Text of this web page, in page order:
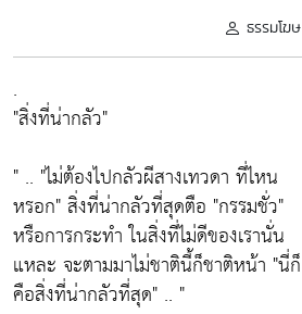
ธรรมโฆษ
.
"สิ่งที่น่ากลัว"
" .. "ไม่ต้องไปกลัวผีสางเทวดา ที่ไหน
หรอก" สิ่งที่น่ากลัวที่สุดตือ "กรรมชั่ว"
หรือการกระทำ ในสิ่งที่ไม่ดีของเรานั่น
แหละ จะตามมาไม่ชาตินี้ก็ชาติหน้า "นี่ก็
คือสิ่งที่น่ากลัวที่สุด" .. "